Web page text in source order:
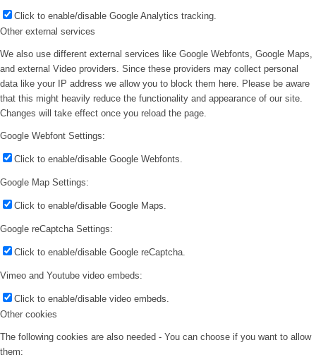
Click to enable/disable Google Analytics tracking.
Other external services
We also use different external services like Google Webfonts, Google Maps,
and external Video providers. Since these providers may collect personal
data like your IP address we allow you to block them here. Please be aware
that this might heavily reduce the functionality and appearance of our site.
Changes will take effect once you reload the page.
Google Webfont Settings:
Click to enable/disable Google Webfonts.
Google Map Settings:
Click to enable/disable Google Maps.
Google reCaptcha Settings:
Click to enable/disable Google reCaptcha.
Vimeo and Youtube video embeds:
Click to enable/disable video embeds.
Other cookies
The following cookies are also needed - You can choose if you want to allow
them: